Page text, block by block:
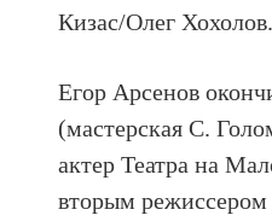
Кизас/Олег Хохолов.
Егор Арсенов
(мастерская С.
актер Театра на
вторым режиссером